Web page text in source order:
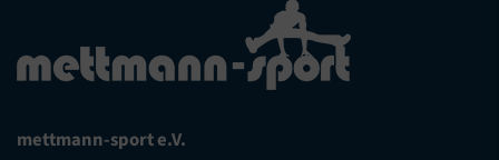
mettmann-sport e.V.